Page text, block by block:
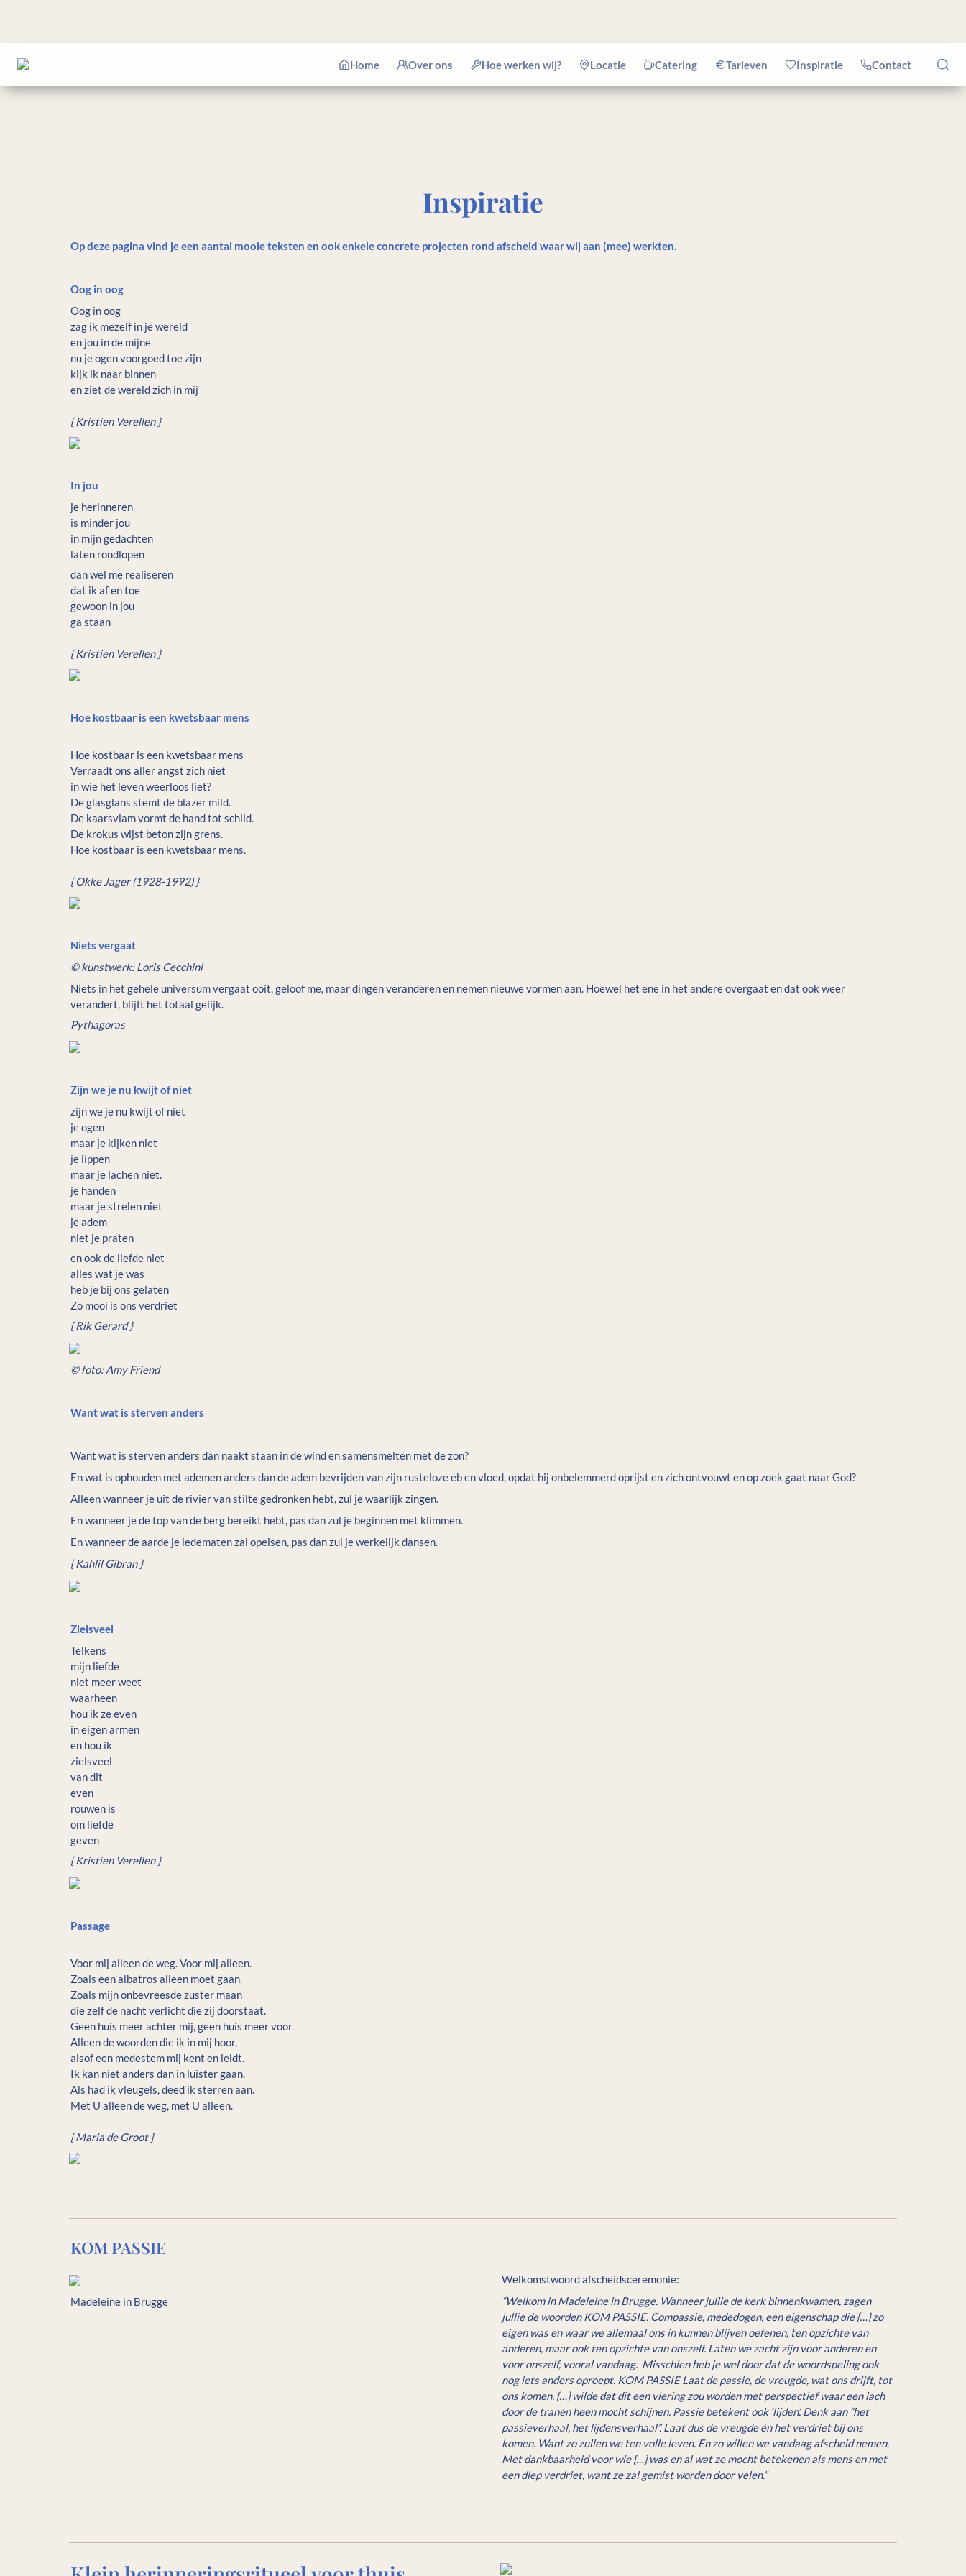
Home Over ons Hoe werken wij? Locatie Catering Tarieven Inspiratie Contact
Inspiratie
Op deze pagina vind je een aantal mooie teksten en ook enkele concrete projecten rond afscheid waar wij aan (mee) werkten.
Oog in oog
Oog in oog
zag ik mezelf in je wereld
en jou in de mijne
nu je ogen voorgoed toe zijn
kijk ik naar binnen
en ziet de wereld zich in mij
{ Kristien Verellen }
In jou
je herinneren
is minder jou
in mijn gedachten
laten rondlopen
dan wel me realiseren
dat ik af en toe
gewoon in jou
ga staan
{ Kristien Verellen }
Hoe kostbaar is een kwetsbaar mens
Hoe kostbaar is een kwetsbaar mens
Verraadt ons aller angst zich niet
in wie het leven weerloos liet?
De glasglans stemt de blazer mild.
De kaarsvlam vormt de hand tot schild.
De krokus wijst beton zijn grens.
Hoe kostbaar is een kwetsbaar mens.
{ Okke Jager (1928-1992) }
Niets vergaat
© kunstwerk: Loris Cecchini
Niets in het gehele universum vergaat ooit, geloof me, maar dingen veranderen en nemen nieuwe vormen aan. Hoewel het ene in het andere overgaat en dat ook weer
verandert, blijft het totaal gelijk.
Pythagoras
Zijn we je nu kwijt of niet
zijn we je nu kwijt of niet
je ogen
maar je kijken niet
je lippen
maar je lachen niet.
je handen
maar je strelen niet
je adem
en ook de liefde niet
alles wat je was
heb je bij ons gelaten
Zo mooi is ons verdriet
{ Rik Gerard }
© foto: Amy Friend
Want wat is sterven anders
Want wat is sterven anders dan naakt staan in de wind en samensmelten met de zon?
En wat is ophouden met ademen anders dan de adem bevrijden van zijn rusteloze eb en vloed, opdat hij onbelemmerd oprijst en zich ontvouwt en op zoek gaat naar God?
Alleen wanneer je uit de rivier van stilte gedronken hebt, zul je waarlijk zingen.
En wanneer je de top van de berg bereikt hebt, pas dan zul je beginnen met klimmen.
{ Kahlil Gibran }
Zielsveel
Telkens
mijn liefde
niet meer weet
waarheen
hou ik ze even
in eigen armen
en hou ik
zielsveel
van dit
even
rouwen is
om liefde
geven
{ Kristien Verellen }
Passage
Voor mij alleen de weg. Voor mij alleen.
Zoals een albatros alleen moet gaan.
Zoals mijn onbevreesde zuster maan
die zelf de nacht verlicht die zij doorstaat.
Geen huis meer achter mij, geen huis meer voor.
Alleen de woorden die ik in mij hoor,
alsof een medestem mij kent en leidt.
Ik kan niet anders dan in luister gaan.
Als had ik vleugels, deed ik sterren aan.
Met U alleen de weg, met U alleen.
{ Maria de Groot }
KOM PASSIE
Madeleine in Brugge
Welkomstwoord afscheidsceremonie:
“Welkom in Madeleine in Brugge. Wanneer jullie de kerk binnenkwamen, zagen
jullie de woorden KOM PASSIE. Compassie, mededogen, een eigenschap die {…} zo
eigen was en waar we allemaal ons in kunnen blijven oefenen, ten opzichte van
anderen, maar ook ten opzichte van onszelf. Laten we zacht zijn voor anderen en
voor onszelf, vooral vandaag.  Misschien heb je wel door dat de woordspeling ook
nog iets anders oproept. KOM PASSIE Laat de passie, de vreugde, wat ons drijft, tot
ons komen. {…} wilde dat dit een viering zou worden met perspectief waar een lach
door de tranen heen mocht schijnen. Passie betekent ook ‘lijden’. Denk aan “het
passieverhaal, het lijdensverhaal”. Laat dus de vreugde én het verdriet bij ons
komen. Want zo zullen we ten volle leven. En zo willen we vandaag afscheid nemen.
Met dankbaarheid voor wie {…} was en al wat ze mocht betekenen als mens en met
een diep verdriet, want ze zal gemist worden door velen.”